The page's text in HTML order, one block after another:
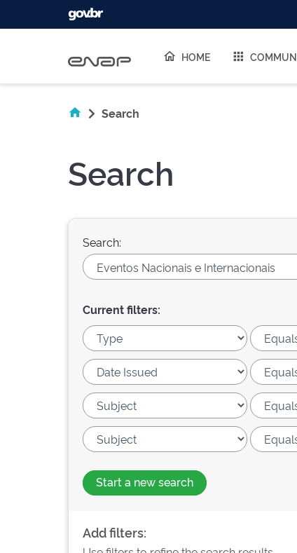
HOME
Search
Search
Search:
Current filters:
Start a new search
Add filters: